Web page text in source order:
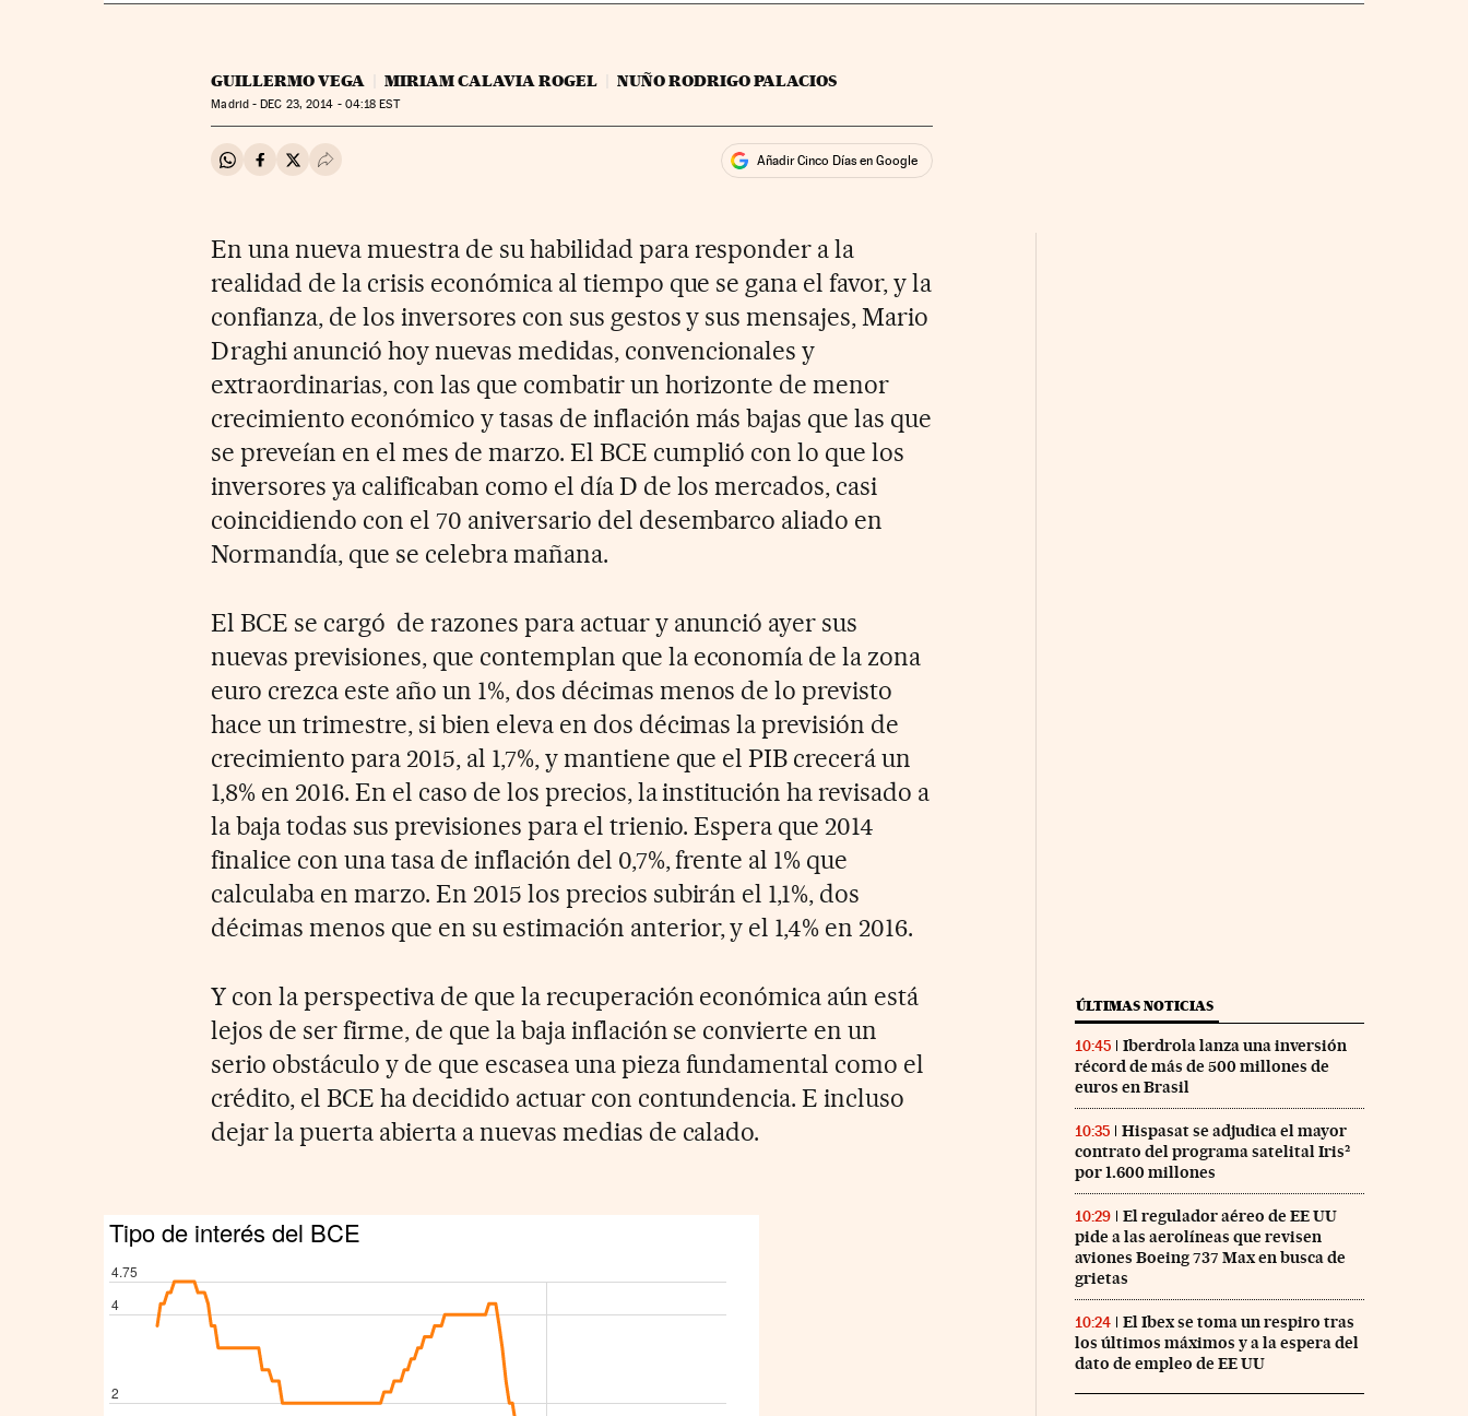
GUILLERMO VEGA MIRIAM CALAVIA ROGEL NUÑO RODRIGO PALACIOS
Madrid - DEC 23, 2014 - 04:18 EST
Compartir en Whatsapp
Compartir en Facebook
Compartir en Twitter
Desplegar Redes Sociales Añadir Cinco Días en Google
En una nueva muestra de su habilidad para responder a la
realidad de la crisis económica al tiempo que se gana el favor, y la
confianza, de los inversores con sus gestos y sus mensajes, Mario
Draghi anunció hoy nuevas medidas, convencionales y
extraordinarias, con las que combatir un horizonte de menor
crecimiento económico y tasas de inflación más bajas que las que
se preveían en el mes de marzo. El BCE cumplió con lo que los
inversores ya calificaban como el día D de los mercados, casi
coincidiendo con el 70 aniversario del desembarco aliado en
Normandía, que se celebra mañana.
El BCE se cargó de razones para actuar y anunció ayer sus
nuevas previsiones, que contemplan que la economía de la zona
euro crezca este año un 1%, dos décimas menos de lo previsto
hace un trimestre, si bien eleva en dos décimas la previsión de
crecimiento para 2015, al 1,7%, y mantiene que el PIB crecerá un
1,8% en 2016. En el caso de los precios, la institución ha revisado a
la baja todas sus previsiones para el trienio. Espera que 2014
finalice con una tasa de inflación del 0,7%, frente al 1% que
calculaba en marzo. En 2015 los precios subirán el 1,1%, dos
décimas menos que en su estimación anterior, y el 1,4% en 2016.
Y con la perspectiva de que la recuperación económica aún está
lejos de ser firme, de que la baja inflación se convierte en un
serio obstáculo y de que escasea una pieza fundamental como el
crédito, el BCE ha decidido actuar con contundencia. E incluso
dejar la puerta abierta a nuevas medias de calado.
ÚLTIMAS NOTICIAS
10:45
Iberdrola lanza una inversión
récord de más de 500 millones de
euros en Brasil
10:35
Hispasat se adjudica el mayor
contrato del programa satelital Iris²
por 1.600 millones
10:29
El regulador aéreo de EE UU
pide a las aerolíneas que revisen
aviones Boeing 737 Max en busca de
grietas
10:24
El Ibex se toma un respiro tras
los últimos máximos y a la espera del
dato de empleo de EE UU